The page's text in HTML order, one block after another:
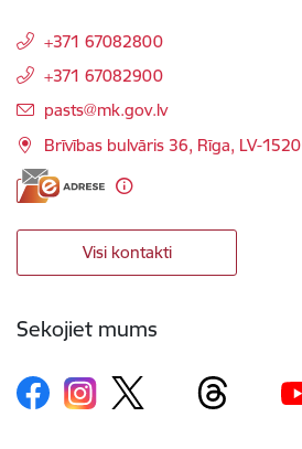
+371 67082800
+371 67082900
E-pasts:
pasts@mk.gov.lv
Brīvības bulvāris 36, Rīga, LV-1520
Visi kontakti
Sekojiet mums